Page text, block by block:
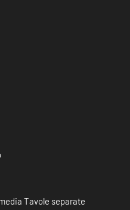
Tavole separate